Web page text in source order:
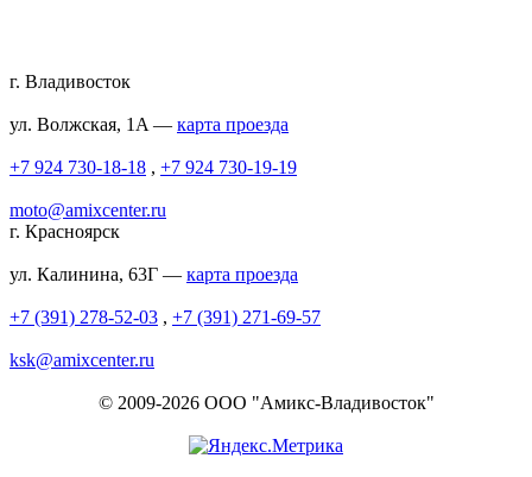
г. Владивосток
ул. Волжская, 1A — карта проезда
+7 924 730-18-18 , +7 924 730-19-19
moto@amixcenter.ru
г. Красноярск
ул. Калинина, 63Г — карта проезда
+7 (391) 278-52-03 , +7 (391) 271-69-57
ksk@amixcenter.ru
© 2009-2026 ООО "Амикс-Владивосток"